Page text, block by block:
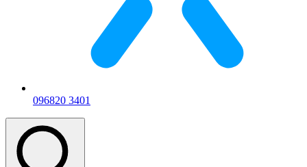
096820 3401